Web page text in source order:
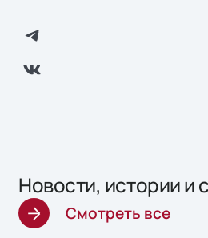
Новости, истории и
Смотреть все